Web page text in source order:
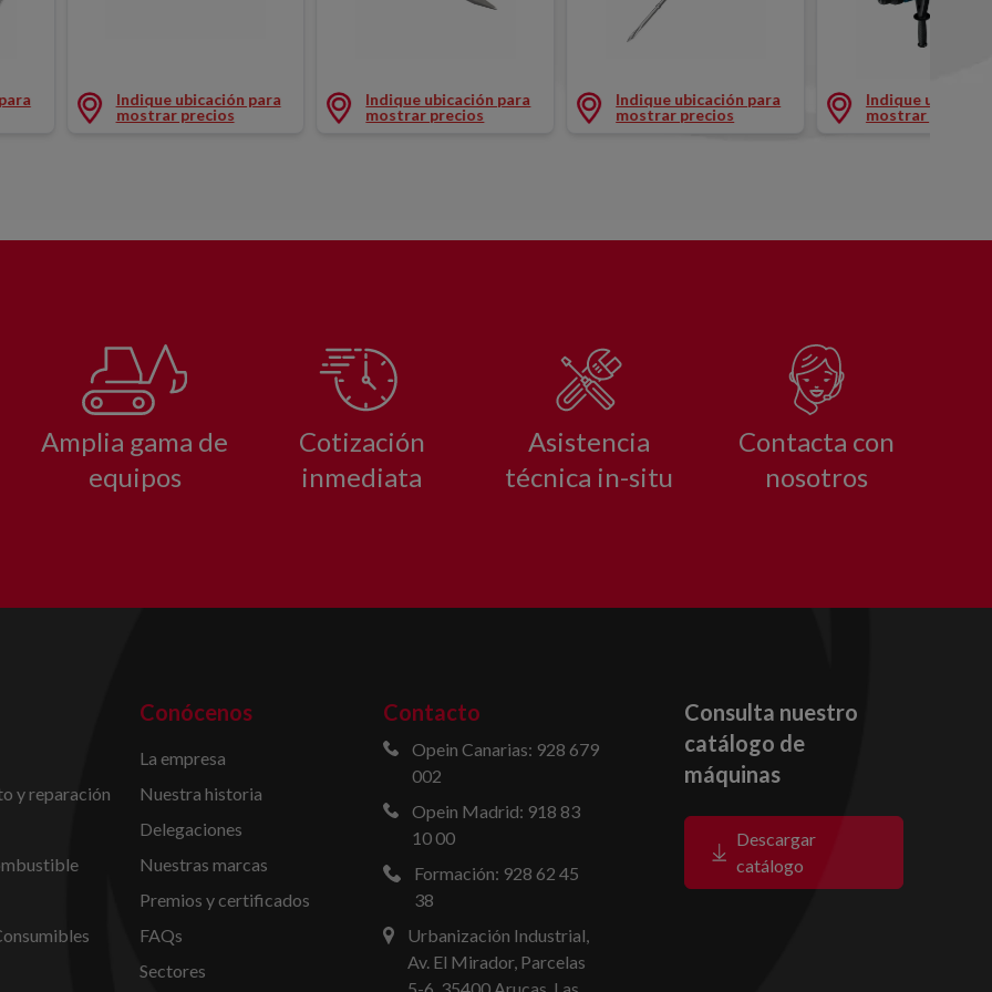
Indique ubicación para
mostrar precios
Indique ubicación para
mostrar precios
Indique ubicación para
mostrar precios
Indique
mostrar precios
Amplia gama de
equipos
Cotización
inmediata
Asistencia
técnica in-situ
Contacta con
nosotros
y reparación
Conócenos
La empresa
Nuestra historia
Delegaciones
Nuestras marcas
Premios y certificados
FAQs
Sectores
Contacto
Opein Canarias: 928 679
002
Opein Madrid: 918 83
10 00
Formación: 928 62 45
38
Urbanización Industrial,
Av. El Mirador, Parcelas
Consulta nuestro
catálogo de
máquinas
Descargar
catálogo